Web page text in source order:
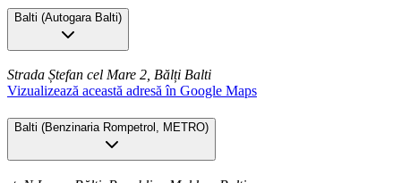
Balti (Autogara Balti)
Strada Ștefan cel Mare 2, Bălți Balti
Vizualizează această adresă în Google Maps
Balti (Benzinaria Rompetrol, METRO)